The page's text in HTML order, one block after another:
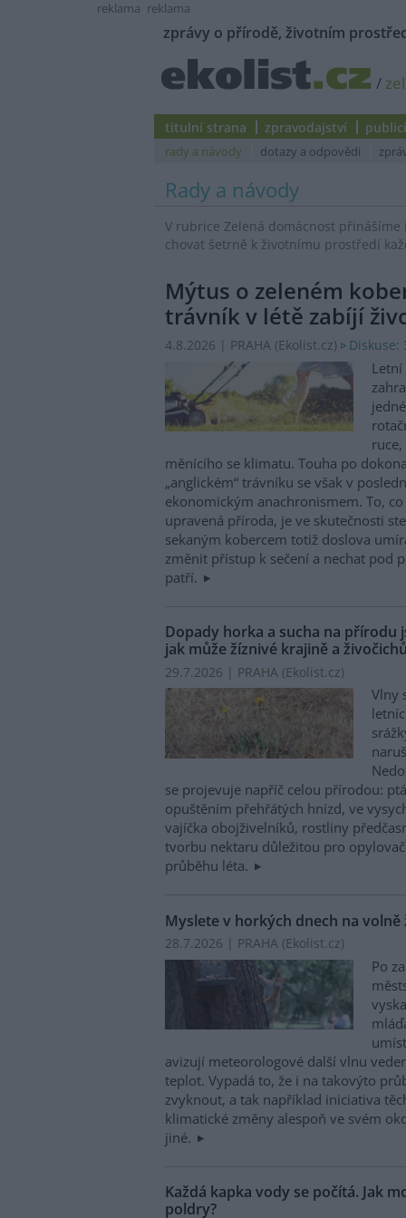
reklama reklama
zprávy o přírodě, životním
/
titulní strana zpravodajství
rady a návody dotazy a odpovědi
Rady a návody
V rubrice Zelená domácnost
chovat šetrně k životnímu prostředí
Mýtus o zeleném
trávník v létě zabíjí
4.8.2026 | PRAHA (Ekolist.cz) Diskuse:
měnícího se klimatu. Touha po
„anglickém“ trávníku se však v
ekonomickým anachronismem. To,
upravená příroda, je ve skutečnosti
sekaným kobercem totiž doslova
změnit přístup k sečení a nechat pod
patří.
Dopady horka a sucha na přírodu
jak může žíznivé krajině a
29.7.2026 | PRAHA (Ekolist.cz)
Vlny
se projevuje napříč celou přírodou:
opuštěním přehřátých hnízd, ve
vajíčka obojživelníků, rostliny
tvorbu nektaru důležitou pro
průběhu léta.
Myslete v horkých dnech na
28.7.2026 | PRAHA (Ekolist.cz)
Po
avizují meteorologové další vlnu
teplot. Vypadá to, že i na takovýto
zvyknout, a tak například iniciativa
klimatické změny alespoň ve svém
jiné.
Každá kapka vody se počítá. Jak
poldry?